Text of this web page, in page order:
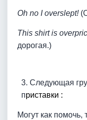
Oh no I overslept!
This shirt is
дорогая.)
3. Следующая
приставки :
Могут как помочь,